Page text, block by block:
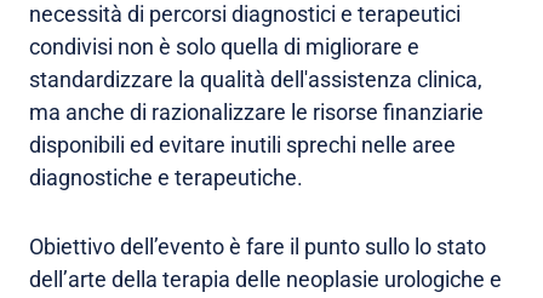
necessità di percorsi diagnostici e terapeutici
condivisi non è solo quella di migliorare e
standardizzare la qualità dell'assistenza clinica,
ma anche di razionalizzare le risorse finanziarie
disponibili ed evitare inutili sprechi nelle aree
diagnostiche e terapeutiche.
Obiettivo dell’evento è fare il punto sullo lo stato
dell’arte della terapia delle neoplasie urologiche e